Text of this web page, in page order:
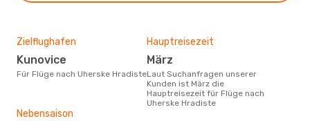
Zielflughafen
Kunovice
Für Flüge nach Uherske Hradiste
Hauptreisezeit
März
Laut Suchanfragen unserer
Kunden ist März die
Hauptreisezeit für Flüge nach
Uherske Hradiste
Nebensaison